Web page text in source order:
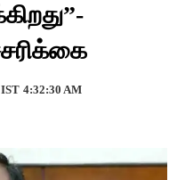
IST 4:32:30 AM